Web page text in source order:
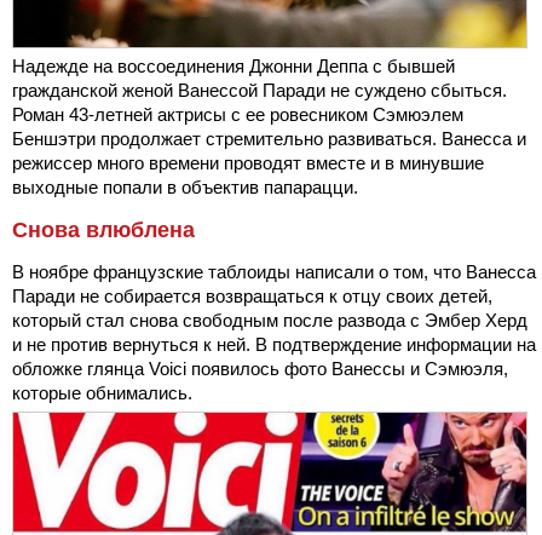
Надежде на воссоединения Джонни Деппа с бывшей
гражданской женой Ванессой Паради не суждено сбыться.
Роман 43-летней актрисы с ее ровесником Сэмюэлем
Беншэтри продолжает стремительно развиваться. Ванесса и
режиссер много времени проводят вместе и в минувшие
выходные попали в объектив папарацци.
Снова влюблена
В ноябре французские таблоиды написали о том, что Ванесса
Паради не собирается возвращаться к отцу своих детей,
который стал снова свободным после развода с Эмбер Херд
и не против вернуться к ней. В подтверждение информации на
обложке глянца Voici появилось фото Ванессы и Сэмюэля,
которые обнимались.